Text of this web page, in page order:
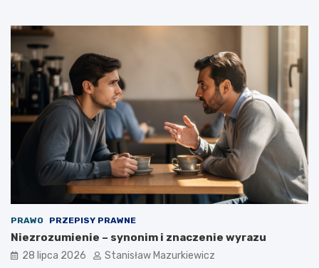
PRAWO PRZEPISY PRAWNE
Niezrozumienie – synonim i znaczenie wyrazu
28 lipca 2026 Stanisław Mazurkiewicz